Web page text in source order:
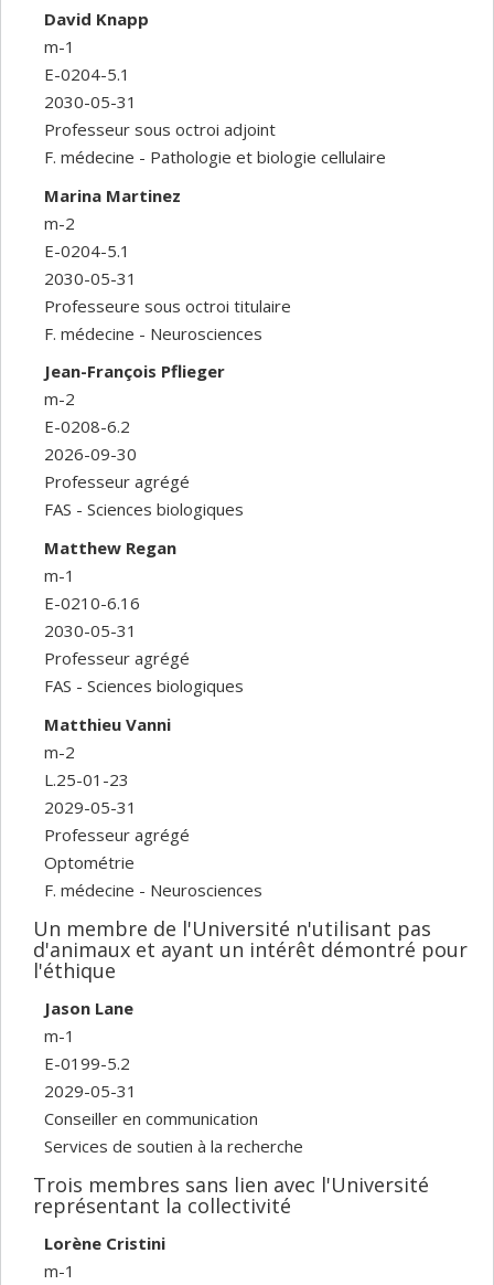
David Knapp
m-1
E-0204-5.1
2030-05-31
Professeur sous octroi adjoint
F. médecine - Pathologie et biologie cellulaire
Marina Martinez
m-2
E-0204-5.1
2030-05-31
Professeure sous octroi titulaire
F. médecine - Neurosciences
Jean-François Pflieger
m-2
E-0208-6.2
2026-09-30
Professeur agrégé
FAS - Sciences biologiques
Matthew Regan
m-1
E-0210-6.16
2030-05-31
Professeur agrégé
FAS - Sciences biologiques
Matthieu Vanni
m-2
L.25-01-23
2029-05-31
Professeur agrégé
Optométrie
F. médecine - Neurosciences
Un membre de l'Université n'utilisant pas
d'animaux et ayant un intérêt démontré pour
l'éthique
Jason Lane
m-1
E-0199-5.2
2029-05-31
Conseiller en communication
Services de soutien à la recherche
Trois membres sans lien avec l'Université
représentant la collectivité
Lorène Cristini
m-1